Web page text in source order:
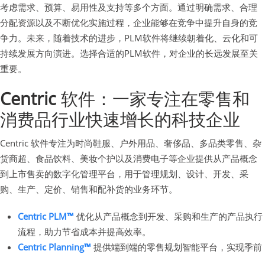
考虑需求、预算、易用性及支持等多个方面。通过明确需求、合理
分配资源以及不断优化实施过程，企业能够在竞争中提升自身的竞
争力。未来，随着技术的进步，PLM软件将继续朝着化、云化和可
持续发展方向演进。选择合适的PLM软件，对企业的长远发展至关
重要。
Centric 软件：一家专注在零售和
消费品行业快速增长的科技企业
Centric 软件专注为时尚鞋服、户外用品、奢侈品、多品类零售、杂
货商超、食品饮料、美妆个护以及消费电子等企业提供从产品概念
到上市售卖的数字化管理平台，用于管理规划、设计、开发、采
购、生产、定价、销售和配补货的业务环节。
Centric PLM™ 优化从产品概念到开发、采购和生产的产品执行
流程，助力节省成本并提高效率。
Centric Planning™ 提供端到端的零售规划智能平台，实现季前